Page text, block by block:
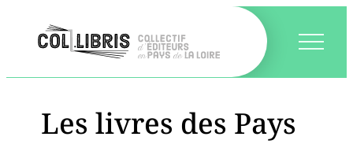
Les livres des Pays